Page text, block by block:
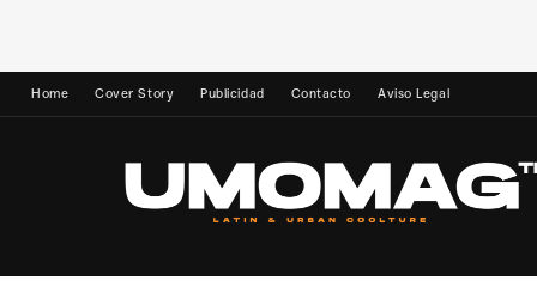
Home Cover Story Publicidad Contacto Aviso Legal